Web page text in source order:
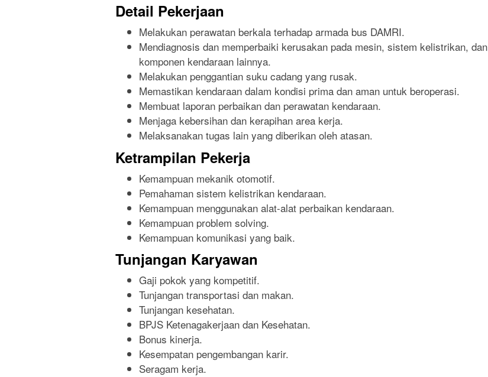
Detail Pekerjaan
Melakukan perawatan berkala terhadap armada bus DAMRI.
Mendiagnosis dan memperbaiki kerusakan pada mesin, sistem kelistrikan, dan
komponen kendaraan lainnya.
Melakukan penggantian suku cadang yang rusak.
Memastikan kendaraan dalam kondisi prima dan aman untuk beroperasi.
Membuat laporan perbaikan dan perawatan kendaraan.
Menjaga kebersihan dan kerapihan area kerja.
Melaksanakan tugas lain yang diberikan oleh atasan.
Ketrampilan Pekerja
Kemampuan mekanik otomotif.
Pemahaman sistem kelistrikan kendaraan.
Kemampuan menggunakan alat-alat perbaikan kendaraan.
Kemampuan problem solving.
Kemampuan komunikasi yang baik.
Tunjangan Karyawan
Gaji pokok yang kompetitif.
Tunjangan transportasi dan makan.
Tunjangan kesehatan.
BPJS Ketenagakerjaan dan Kesehatan.
Bonus kinerja.
Kesempatan pengembangan karir.
Seragam kerja.